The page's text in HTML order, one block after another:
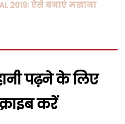
2019: ऐसे बनाएं मखाना
पढ़ने के लिए
करें